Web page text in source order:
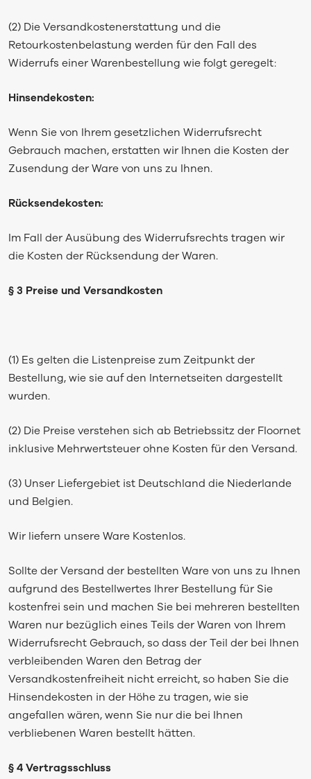
(2) Die Versandkostenerstattung und die
Retourkostenbelastung werden für den Fall des
Widerrufs einer Warenbestellung wie folgt geregelt:
Hinsendekosten:
Wenn Sie von Ihrem gesetzlichen Widerrufsrecht
Gebrauch machen, erstatten wir Ihnen die Kosten der
Zusendung der Ware von uns zu Ihnen.
Rücksendekosten:
Im Fall der Ausübung des Widerrufsrechts tragen wir
die Kosten der Rücksendung der Waren.
§ 3 Preise und Versandkosten
(1) Es gelten die Listenpreise zum Zeitpunkt der
Bestellung, wie sie auf den Internetseiten dargestellt
wurden.
(2) Die Preise verstehen sich ab Betriebssitz der Floornet
inklusive Mehrwertsteuer ohne Kosten für den Versand.
(3) Unser Liefergebiet ist Deutschland die Niederlande
und Belgien.
Wir liefern unsere Ware Kostenlos.
Sollte der Versand der bestellten Ware von uns zu Ihnen
aufgrund des Bestellwertes Ihrer Bestellung für Sie
kostenfrei sein und machen Sie bei mehreren bestellten
Waren nur bezüglich eines Teils der Waren von Ihrem
Widerrufsrecht Gebrauch, so dass der Teil der bei Ihnen
verbleibenden Waren den Betrag der
Versandkostenfreiheit nicht erreicht, so haben Sie die
Hinsendekosten in der Höhe zu tragen, wie sie
angefallen wären, wenn Sie nur die bei Ihnen
verbliebenen Waren bestellt hätten.
§ 4 Vertragsschluss